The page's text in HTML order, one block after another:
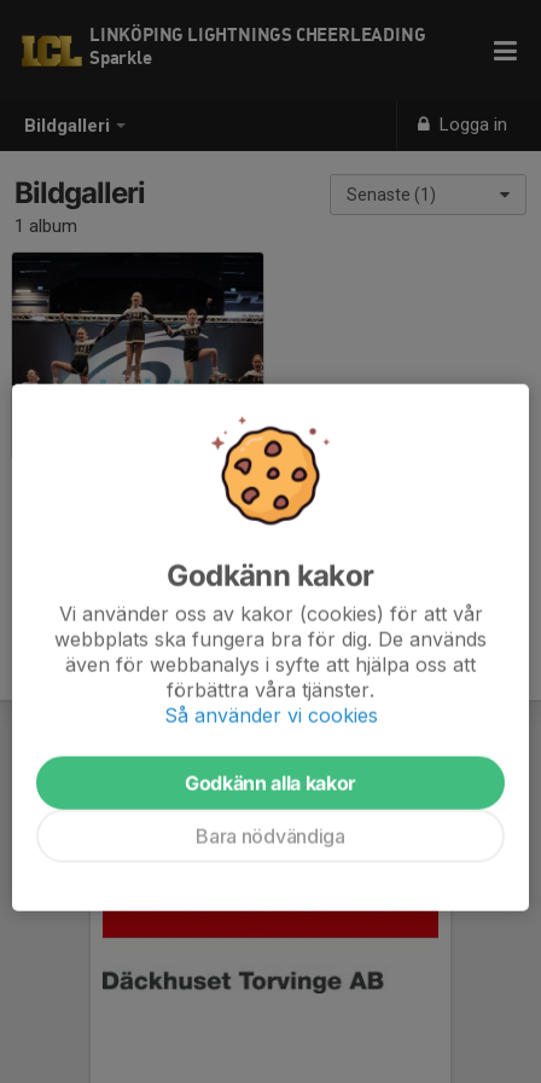
Bildgalleri Logga in
LINKÖPING LIGHTNINGS CHEERLEADING
Sparkle
Senaste (1)
Bildgalleri
1 album
Godkänn kakor
Vi använder oss av kakor (cookies) för att vår
webbplats ska fungera bra för dig. De används
även för webbanalys i syfte att hjälpa oss att
förbättra våra tjänster.
Så använder vi cookies
Godkänn alla kakor
Bara nödvändiga